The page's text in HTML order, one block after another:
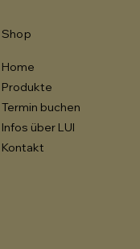
Shop
Home
Produkte
Termin buchen
Infos über LUI
Kontakt